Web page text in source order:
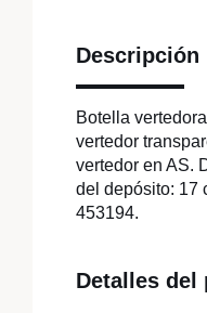
Descripción
Botella
vertedor
vertedor en AS.
del depósito: 17
453194.
Detalles del